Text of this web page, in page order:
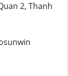
2, Thanh